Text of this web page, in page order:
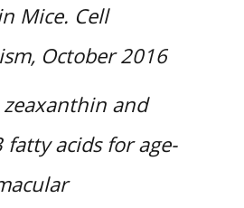
Mice. Cell
October 2016
and
fatty acids for age-